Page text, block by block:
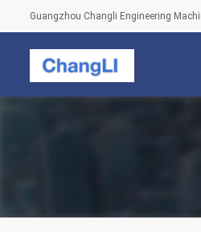
Guangzhou Changli Engineering